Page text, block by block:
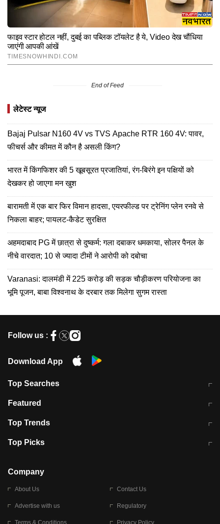
End of Feed
लेटेस्ट न्यूज
Bajaj Pulsar N160 4V vs TVS Apache RTR 160 4V: पावर,
फीचर्स और कीमत में कौन है असली किंग?
भारत में किंगफिशर की 5 खूबसूरत प्रजातियां, रंग-बिरंगे इन पक्षियों को
देखकर हो जाएगा मन खुश
बारामती में एक बार फिर विमान हादसा, एयरफील्ड पर ट्रेनिंग प्लेन रनवे से
निकला बाहर; पायलट-कैडेट सुरक्षित
अहमदाबाद PG में छात्रा से दुष्कर्म: गला दबाकर धमकाया, सोलर पैनल के
नीचे वारदात; 10 से ज्यादा टीमों ने आरोपी को दबोचा
Varanasi: दालमंडी में 225 करोड़ की सड़क चौड़ीकरण परियोजना का
भूमि पूजन, बाबा विश्वनाथ के दरबार तक मिलेगा सुगम रास्ता
Follow us :
Download App
Top Searches
मुंबई में लगे 'जेन जी' के पोस्टर, लिखा- 'मैं
Featured
10 अगस्त को विधानसभा का घेराव करेंगे
Top Trends
RBI का नया नियम: अब बैंकों को अपनी सभी
Top Picks
बारिश की चेतावनी
Company
About Us Contact Us
Advertise with us Regulatory